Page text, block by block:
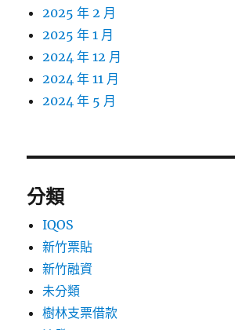
2025 年 2 月
2025 年 1 月
2024 年 12 月
2024 年 11 月
2024 年 5 月
分類
IQOS
新竹票貼
新竹融資
未分類
樹林支票借款